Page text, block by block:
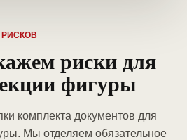
риски для
фигуры
комплекта документов для
Мы отделяем обязательное